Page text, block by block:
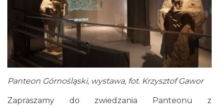
Panteon Górnośląski, wystawa, fot. Krzysztof Gawor
Zapraszamy do zwiedzania Panteonu z